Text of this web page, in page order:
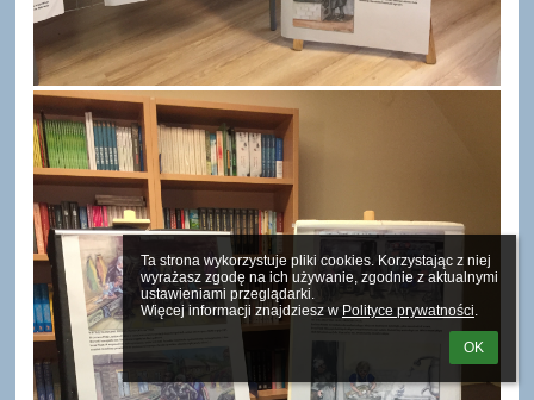
Ta strona wykorzystuje pliki cookies. Korzystając z niej
wyrażasz zgodę na ich używanie, zgodnie z aktualnymi
ustawieniami przeglądarki.
Więcej informacji znajdziesz w Polityce prywatności.
OK